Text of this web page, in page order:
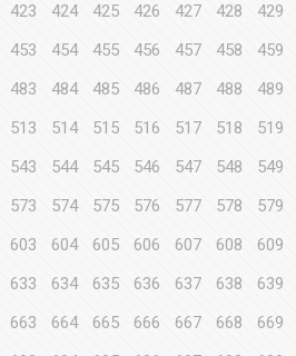
423 424 425 426 427 428 429
453 454 455 456 457 458 459
483 484 485 486 487 488 489
513 514 515 516 517 518 519
543 544 545 546 547 548 549
573 574 575 576 577 578 579
603 604 605 606 607 608 609
633 634 635 636 637 638 639
663 664 665 666 667 668 669